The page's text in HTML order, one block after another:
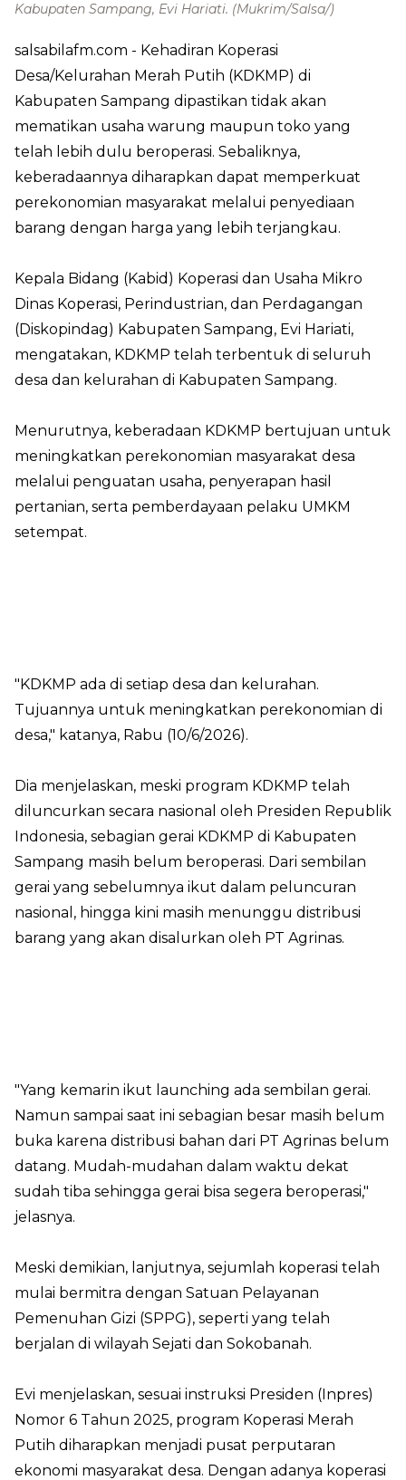
Kabupaten Sampang, Evi Hariati. (Mukrim/Salsa/)
salsabilafm.com - Kehadiran Koperasi
Desa/Kelurahan Merah Putih (KDKMP) di
Kabupaten Sampang dipastikan tidak akan
mematikan usaha warung maupun toko yang
telah lebih dulu beroperasi. Sebaliknya,
keberadaannya diharapkan dapat memperkuat
perekonomian masyarakat melalui penyediaan
barang dengan harga yang lebih terjangkau.
Kepala Bidang (Kabid) Koperasi dan Usaha Mikro
Dinas Koperasi, Perindustrian, dan Perdagangan
(Diskopindag) Kabupaten Sampang, Evi Hariati,
mengatakan, KDKMP telah terbentuk di seluruh
desa dan kelurahan di Kabupaten Sampang.
Menurutnya, keberadaan KDKMP bertujuan untuk
meningkatkan perekonomian masyarakat desa
melalui penguatan usaha, penyerapan hasil
pertanian, serta pemberdayaan pelaku UMKM
setempat.
"KDKMP ada di setiap desa dan kelurahan.
Tujuannya untuk meningkatkan perekonomian di
desa," katanya, Rabu (10/6/2026).
Dia menjelaskan, meski program KDKMP telah
diluncurkan secara nasional oleh Presiden Republik
Indonesia, sebagian gerai KDKMP di Kabupaten
Sampang masih belum beroperasi. Dari sembilan
gerai yang sebelumnya ikut dalam peluncuran
nasional, hingga kini masih menunggu distribusi
barang yang akan disalurkan oleh PT Agrinas.
"Yang kemarin ikut launching ada sembilan gerai.
Namun sampai saat ini sebagian besar masih belum
buka karena distribusi bahan dari PT Agrinas belum
datang. Mudah-mudahan dalam waktu dekat
sudah tiba sehingga gerai bisa segera beroperasi,"
jelasnya.
Meski demikian, lanjutnya, sejumlah koperasi telah
mulai bermitra dengan Satuan Pelayanan
Pemenuhan Gizi (SPPG), seperti yang telah
berjalan di wilayah Sejati dan Sokobanah.
Evi menjelaskan, sesuai instruksi Presiden (Inpres)
Nomor 6 Tahun 2025, program Koperasi Merah
Putih diharapkan menjadi pusat perputaran
ekonomi masyarakat desa. Dengan adanya koperasi